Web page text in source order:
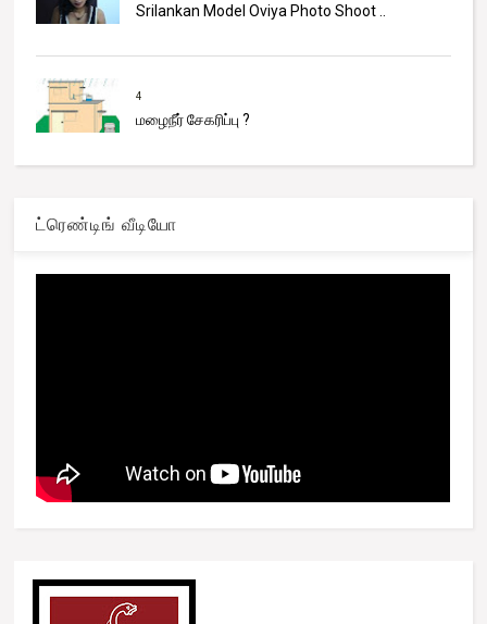
Srilankan Model Oviya Photo Shoot ..
4
மழைநீர் சேகரிப்பு ?
ட்ரெண்டிங் வீடியோ